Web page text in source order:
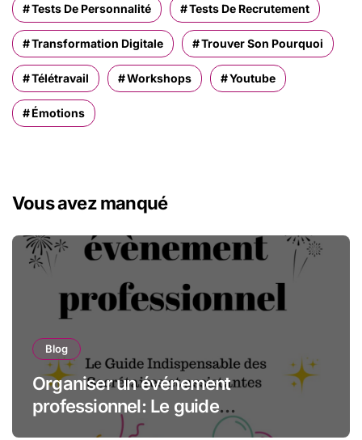
Tests De Personnalité Tests De Recrutement
Transformation Digitale Trouver Son Pourquoi
Télétravail Workshops Youtube
Émotions
Vous avez manqué
Blog
Organiser un événement
professionnel: Le guide
indispensable des assistantes et